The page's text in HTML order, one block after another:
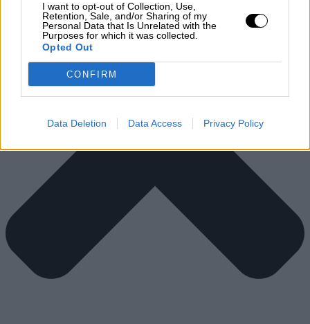
I want to opt-out of Collection, Use,
Retention, Sale, and/or Sharing of my
Personal Data that Is Unrelated with the
Purposes for which it was collected.
Opted Out
CONFIRM
Data Deletion Data Access Privacy Policy